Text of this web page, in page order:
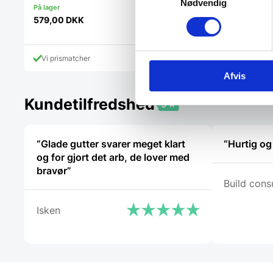
Nødvendig
Afvis
579,00 DKK
Vi prismatcher
1.849,90
Vi prismatcher
Kundetilfredshed
“Glade gutter svarer meget klart
og for gjort det arb, de lover med
bravør”
Isken
“Hurtig
Build